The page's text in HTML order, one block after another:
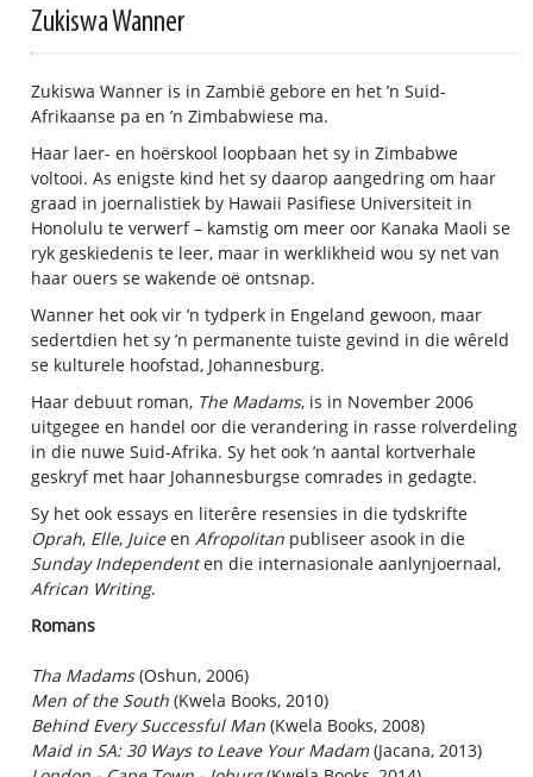
Zukiswa Wanner
Zukiswa Wanner is in Zambië gebore en het ’n Suid-
Afrikaanse pa en ’n Zimbabwiese ma.
Haar laer- en hoërskool loopbaan het sy in Zimbabwe
voltooi. As enigste kind het sy daarop aangedring om haar
graad in joernalistiek by Hawaii Pasifiese Universiteit in
Honolulu te verwerf – kamstig om meer oor Kanaka Maoli se
ryk geskiedenis te leer, maar in werklikheid wou sy net van
haar ouers se wakende oë ontsnap.
Wanner het ook vir ’n tydperk in Engeland gewoon, maar
sedertdien het sy ’n permanente tuiste gevind in die wêreld
se kulturele hoofstad, Johannesburg.
Haar debuut roman, The Madams, is in November 2006
uitgegee en handel oor die verandering in rasse rolverdeling
in die nuwe Suid-Afrika. Sy het ook ’n aantal kortverhale
geskryf met haar Johannesburgse comrades in gedagte.
Sy het ook essays en literêre resensies in die tydskrifte
Oprah, Elle, JuiceenAfropolitan publiseer asook in die
Sunday Independenten die internasionale aanlynjoernaal,
African Writing.
Romans
Tha Madams(Oshun, 2006)
Men of the South (Kwela Books, 2010)
Behind Every Successful Man (Kwela Books, 2008)
Maid in SA: 30 Ways to Leave Your Madam(Jacana, 2013)